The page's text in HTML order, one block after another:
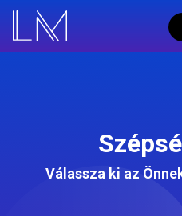
Válassza ki az